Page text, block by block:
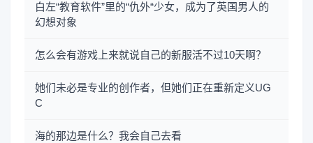
白左“教育软件”里的“仇外“少女，成为了英国男人的
幻想对象
怎么会有游戏上来就说自己的新服活不过10天啊？
她们未必是专业的创作者，但她们正在重新定义UG
C
海的那边是什么？我会自己去看